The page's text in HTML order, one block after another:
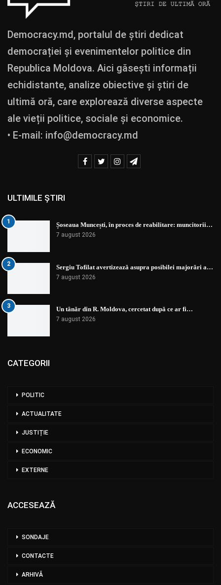
Democracy.md, portalul de știri dedicat
democrației și evenimentelor politice din
Republica Moldova. Aici găsești informații
echidistante, analize obiective și știri de
ultimă oră, care explorează diverse aspecte
ale vieții politice, sociale și economice.
• E-mail: info@democracy.md
ULTIMILE ȘTIRI
1 Șoseaua Muncești, în proces de reabilitare: muncitorii…
7 august 2026
2 Sergiu Tofilat avertizează asupra posibilei majorări a…
7 august 2026
3 Un tânăr din R. Moldova, cercetat după ce ar fi…
7 august 2026
CATEGORII
POLITIC
ACTUALITATE
JUSTIȚIE
ECONOMIC
EXTERNE
ACCESEAZĂ
SONDAJE
CONTACTE
ARHIVĂ